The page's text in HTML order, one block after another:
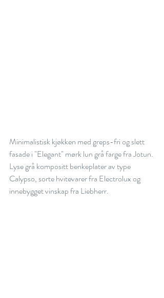
Minimalistisk kjøkken med greps-fri og slett
fasade i "Elegant" mørk lun grå farge fra Jotun.
Lyse grå kompositt benkeplater av type
Calypso, sorte hvitevarer fra Electrolux og
innebygget vinskap fra Liebherr.